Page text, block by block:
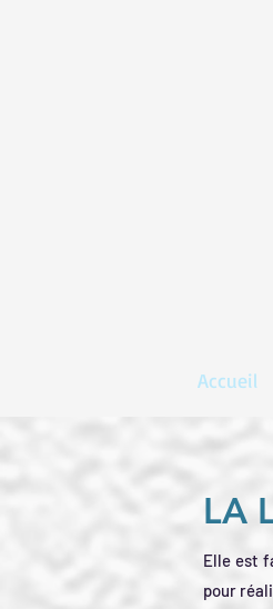
Accueil
LA
Elle est
pour